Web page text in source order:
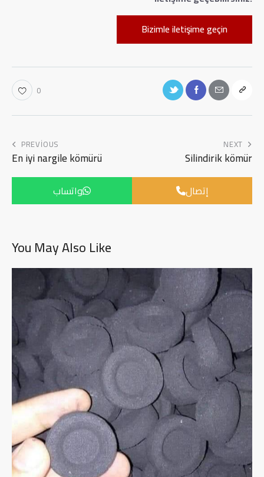
Bizimle iletişime geçin
0
PREVIOUS
En iyi nargile kömürü
NEXT
Silindirik kömür
واتساب إتصال
You May Also Like